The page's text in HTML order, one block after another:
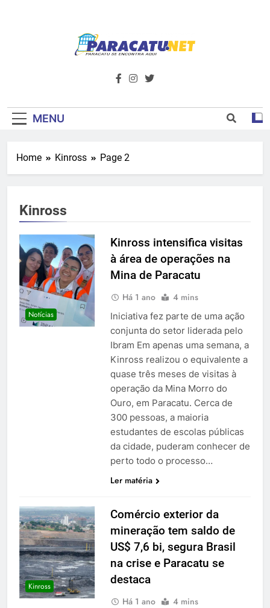
Paracatu.net –
Notícias E
Primeiro Do
além de tudo sobre esportes e
MENU
Home Kinross Page 2
Kinross
Notícias
Kinross intensifica visitas
à área de operações na
Mina de Paracatu
Há 1 ano 4 mins
Iniciativa fez parte de uma ação
conjunta do setor liderada pelo
Ibram Em apenas uma semana, a
Kinross realizou o equivalente a
quase três meses de visitas à
operação da Mina Morro do
Ouro, em Paracatu. Cerca de
300 pessoas, a maioria
estudantes de escolas públicas
da cidade, puderam conhecer de
perto todo o processo…
Ler matéria
Kinross
Comércio exterior da
mineração tem saldo de
US$ 7,6 bi, segura Brasil
na crise e Paracatu se
destaca
Há 1 ano 4 mins